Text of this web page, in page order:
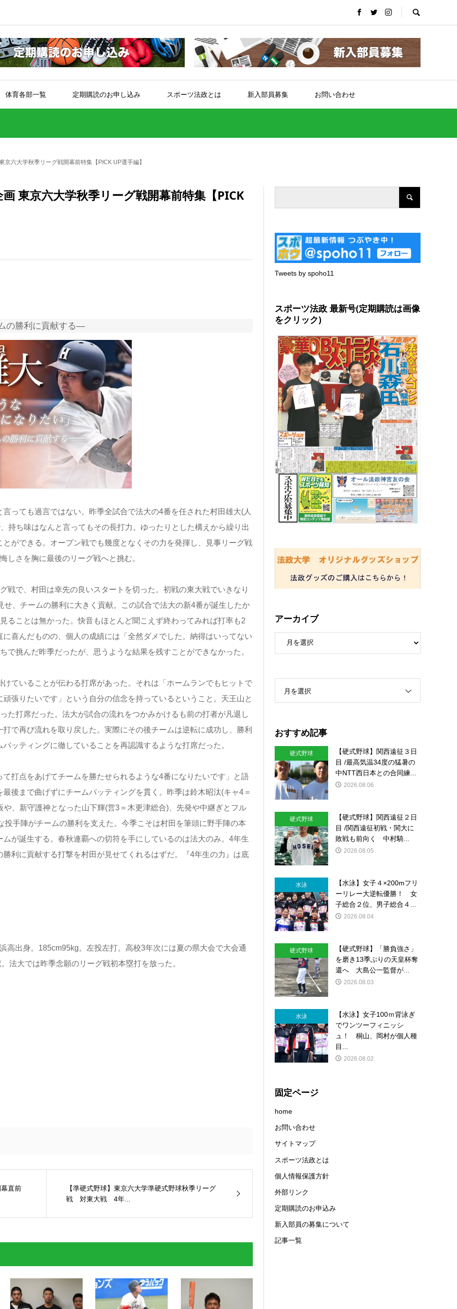
体育各部一覧 定期購読のお申し込み スポーツ法政とは 新入部員募集 お問い合わせ
京六大学秋季リーグ戦開幕前特集【PICK UP選手編】
画 東京六大学秋季リーグ戦開幕前特集【PICK
の勝利に貢献する―
っても過言ではない。昨季全試合で法大の4番を任された村田雄大(人
持ち味はなんと言ってもその長打力。ゆったりとした構えから繰り出
ができる。オープン戦でも幾度となくその力を発揮し、見事リーグ戦
しさを胸に最後のリーグ戦へと挑む。
戦で、村田は幸先の良いスタートを切った。初戦の東大戦でいきなり
、チームの勝利に大きく貢献。この試合で法大の新4番が誕生したか
ることは無かった。快音もほとんど聞こえず終わってみれば打率も2
喜んだものの、個人の成績には「全然ダメでした。納得はいってない
で挑んだ昨季だったが、思うような結果を残すことができなかった。
ていることが伝わる打席があった。それは「ホームランでもヒットで
張りたいです」という自分の信念を持っているということ。天王山と
た打席だった。法大が試合の流れをつかみかけるも前の打者が凡退し
で再び流れを取り戻した。実際にその後チームは逆転に成功し、勝利
ッティングに徹していることを再認識するような打席だった。
打点をあげてチームを勝たせられるような4番になりたいです」と語
後まで曲げずにチームバッティングを貫く。昨季は鈴木昭汰(キャ4＝
、新守護神となった山下輝(営3＝木更津総合)、先発や中継ぎとフル
投手陣がチームの勝利を支えた。今季こそは村田を筆頭に野手陣の本
が誕生する。春秋連覇への切符を手にしているのは法大のみ。4年生
利に貢献する打撃を村田が見せてくれるはずだ。『4年生の力』は底
高出身。185cm95kg。左投左打。高校3年次には夏の県大会で大会通
法大では昨季念願のリーグ戦初本塁打を放った。
直前
【準硬式野球】東京六大学準硬式野球秋季リーグ
戦 対東大戦 4年...
Tweets by spoho11
スポーツ法政 最新号(定期購読は画像
をクリック)
アーカイブ
月を選択
おすすめ記事
硬式野球
【硬式野球】関西遠征３日
目 /最高気温34度の猛暑の
中NTT西日本との合同練...
2026.08.06
硬式野球
【硬式野球】関西遠征２日
目 /関西遠征初戦・関大に
敗戦も前向く 中村騎...
2026.08.05
水泳
【水泳】女子４×200mフリ
ーリレー大逆転優勝！ 女
子総合２位、男子総合４...
2026.08.04
硬式野球
【硬式野球】「勝負強さ」
を磨き13季ぶりの天皇杯奪
還へ 大島公一監督が...
2026.08.03
水泳
【水泳】女子100ｍ背泳ぎ
でワンツーフィニッシ
ュ！ 桐山、岡村が個人種
目...
2026.08.02
固定ページ
home
お問い合わせ
サイトマップ
スポーツ法政とは
個人情報保護方針
外部リンク
定期購読のお申込み
新入部員の募集について
記事一覧